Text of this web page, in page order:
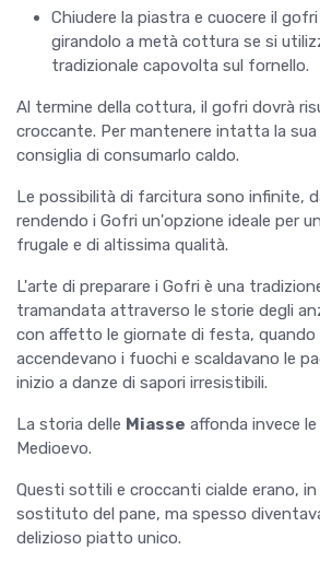
Chiudere la piastra e cuocere il
girandolo a metà cottura se si
tradizionale capovolta sul fornello.
Al termine della cottura, il gofri dovrà
croccante. Per mantenere intatta la
consiglia di consumarlo caldo.
Le possibilità di farcitura sono infinite,
rendendo i Gofri un'opzione ideale per
frugale e di altissima qualità.
L'arte di preparare i Gofri è una
tramandata attraverso le storie degli
con affetto le giornate di festa, quando
accendevano i fuochi e scaldavano le
inizio a danze di sapori irresistibili.
La storia delle Miasse affonda invece le
Medioevo.
Questi sottili e croccanti cialde erano,
sostituto del pane, ma spesso
delizioso piatto unico.